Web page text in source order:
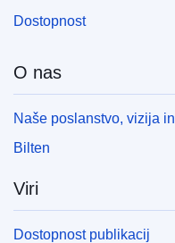
Dostopnost
O nas
Naše poslanstvo, vizija
Bilten
Viri
Dostopnost publikacij